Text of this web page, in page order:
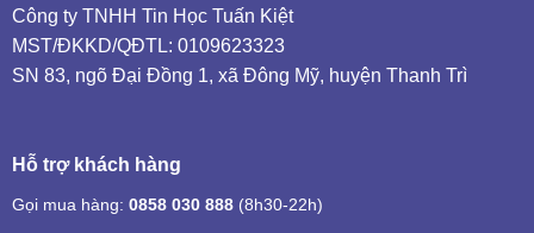
Công ty TNHH Tin Học Tuấn Kiệt
MST/ĐKKD/QĐTL: 0109623323
SN 83, ngõ Đại Đồng 1, xã Đông Mỹ, huyện Thanh Trì
Hỗ trợ khách hàng
Gọi mua hàng: 0858 030 888(8h30-22h)